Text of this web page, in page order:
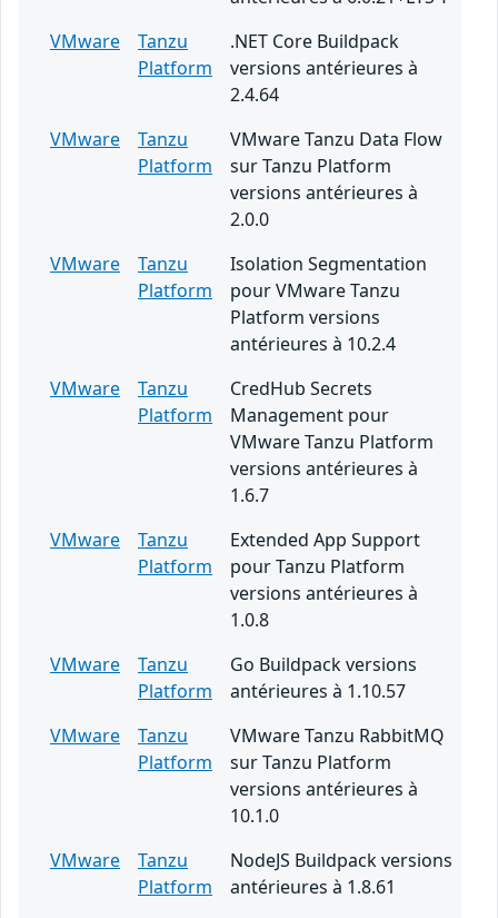
VMware
Tanzu
Platform
.NET Core Buildpack
versions antérieures à
2.4.64
VMware
Tanzu
Platform
VMware Tanzu Data Flow
sur Tanzu Platform
versions antérieures à
2.0.0
VMware
Tanzu
Platform
Isolation Segmentation
pour VMware Tanzu
Platform versions
antérieures à 10.2.4
VMware
Tanzu
Platform
CredHub Secrets
Management pour
VMware Tanzu Platform
versions antérieures à
1.6.7
VMware
Tanzu
Platform
Extended App Support
pour Tanzu Platform
versions antérieures à
1.0.8
VMware
Tanzu
Platform
Go Buildpack versions
antérieures à 1.10.57
VMware
Tanzu
Platform
VMware Tanzu RabbitMQ
sur Tanzu Platform
versions antérieures à
10.1.0
VMware
Tanzu
Platform
NodeJS Buildpack versions
antérieures à 1.8.61